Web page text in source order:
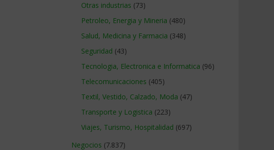
Otras industrias (73)
Petroleo, Energia y Mineria (480)
Salud, Medicina y Farmacia (348)
Seguridad (43)
Tecnologia, Electronica e Informatica (96)
Telecomunicaciones (405)
Textil, Vestido, Calzado, Moda (47)
Transporte y Logistica (223)
Viajes, Turismo, Hospitalidad (697)
Negocios (7.837)